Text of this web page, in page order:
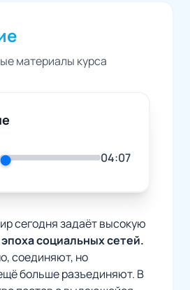
материалы курса
04:07
сегодня задаёт высокую
эпоха социальных сетей.
соединяют, но
больше разъединяют. В